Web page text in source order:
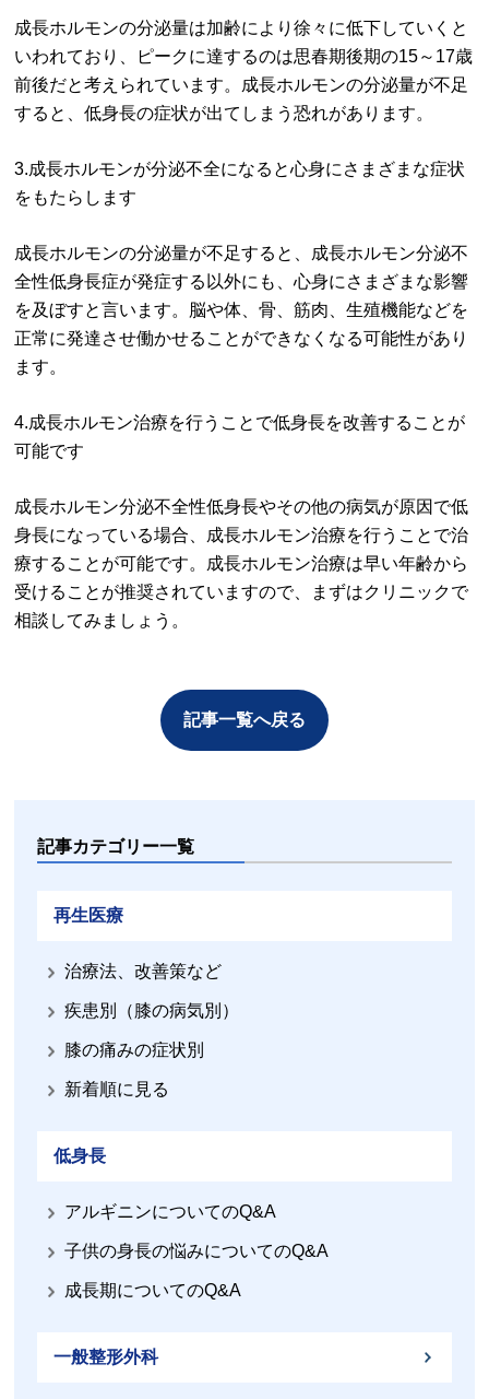
成長ホルモンの分泌量は加齢により徐々に低下していくと
いわれており、ピークに達するのは思春期後期の15～17歳
前後だと考えられています。成長ホルモンの分泌量が不足
すると、低身長の症状が出てしまう恐れがあります。
3.成長ホルモンが分泌不全になると心身にさまざまな症状
をもたらします
成長ホルモンの分泌量が不足すると、成長ホルモン分泌不
全性低身長症が発症する以外にも、心身にさまざまな影響
を及ぼすと言います。脳や体、骨、筋肉、生殖機能などを
正常に発達させ働かせることができなくなる可能性があり
ます。
4.成長ホルモン治療を行うことで低身長を改善することが
可能です
成長ホルモン分泌不全性低身長やその他の病気が原因で低
身長になっている場合、成長ホルモン治療を行うことで治
療することが可能です。成長ホルモン治療は早い年齢から
受けることが推奨されていますので、まずはクリニックで
相談してみましょう。
記事一覧へ戻る
記事カテゴリー一覧
再生医療
治療法、改善策など
疾患別（膝の病気別）
膝の痛みの症状別
新着順に見る
低身長
アルギニンについてのQ&A
子供の身長の悩みについてのQ&A
成長期についてのQ&A
一般整形外科